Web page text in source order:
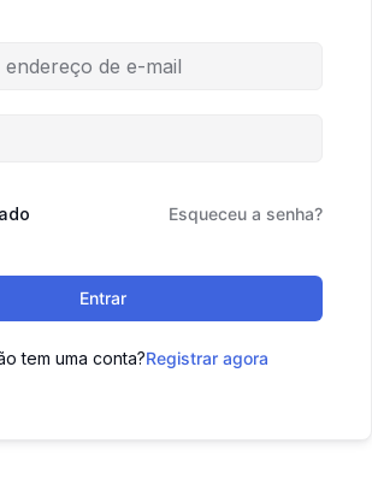
Esqueceu a senha?
Entrar
tem uma conta?Registrar agora